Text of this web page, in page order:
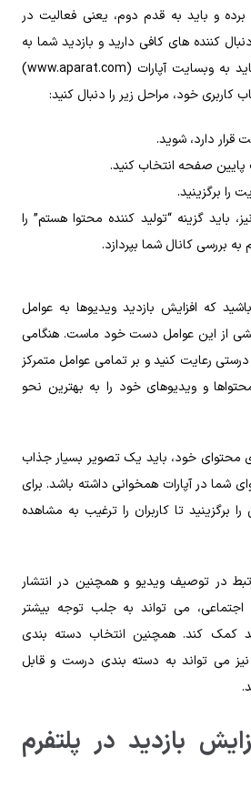
برده و باید به قدم دوم، یعنی فعالیت در
کننده‌ های کافی دارید و بازدید شما به
سه هزار ساعت می‌ رسد، باید به وبسایت آپارات (www.aparat.com)
خود، مراحل زیر را دنبال کنید:
دارد، شوید.
پایین صفحه انتخاب کنید.
برگزینید.
باید گزینه “تولید کننده محتوا هستم” را
به بررسی کانال شما بپردازد.
که افزایش بازدید ویدیوها به عوامل
از این عوامل دست خود ماست. هنگامی
رعایت کنید و بر تمامی عوامل متمرکز
و ویدیوهای خود را به بهترین نحو
محتوای خود، باید یک تصویر بسیار جذاب
شما در آپارات همخوانی داشته باشد. برای
برگزینید تا کاربران را ترغیب به مشاهده
در توصیف ویدیو و همچنین در انتشار
می‌ تواند به جلب توجه بیشتر
کمک کند. همچنین انتخاب دسته‌ بندی
نیز می‌ تواند به دسته‌ بندی درست و قابل
بازدید در پلتفرم